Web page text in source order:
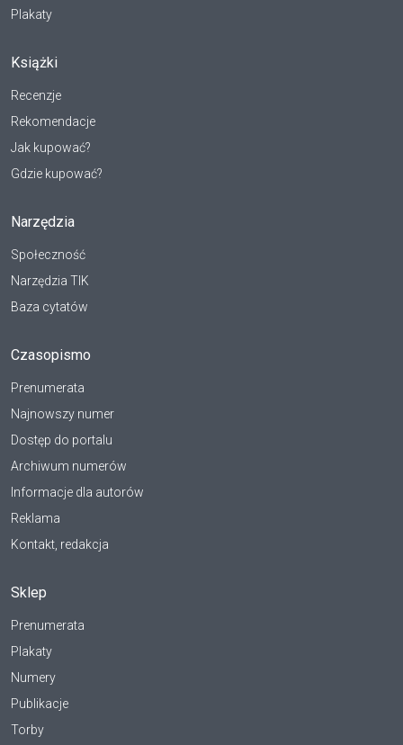
Plakaty
Książki
Recenzje
Rekomendacje
Jak kupować?
Gdzie kupować?
Narzędzia
Społeczność
Narzędzia TIK
Baza cytatów
Czasopismo
Prenumerata
Najnowszy numer
Dostęp do portalu
Archiwum numerów
Informacje dla autorów
Reklama
Kontakt, redakcja
Sklep
Prenumerata
Plakaty
Numery
Publikacje
Torby